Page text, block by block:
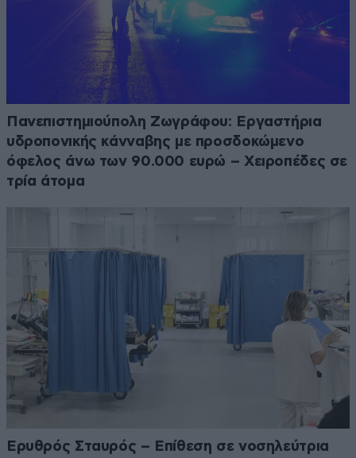
Πανεπιστημιούπολη Ζωγράφου: Εργαστήρια
υδροπονικής κάνναβης με προσδοκώμενο
όφελος άνω των 90.000 ευρώ – Χειροπέδες σε
τρία άτομα
Ερυθρός Σταυρός – Επίθεση σε νοσηλεύτρια